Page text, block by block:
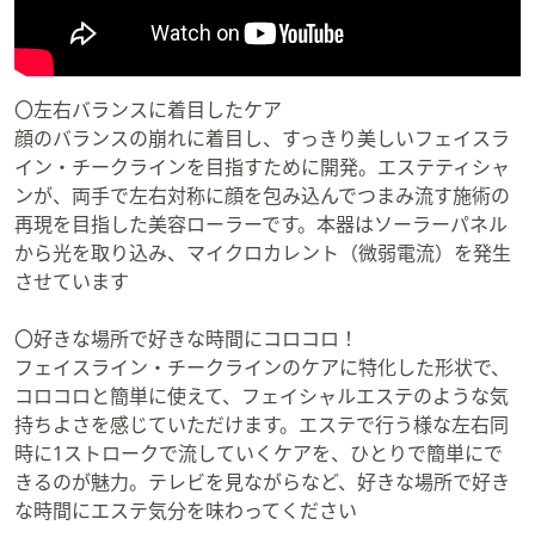
〇左右バランスに着目したケア
顔のバランスの崩れに着目し、すっきり美しいフェイスラ
イン・チークラインを目指すために開発。エステティシャ
ンが、両手で左右対称に顔を包み込んでつまみ流す施術の
再現を目指した美容ローラーです。本器はソーラーパネル
から光を取り込み、マイクロカレント（微弱電流）を発生
させています
〇好きな場所で好きな時間にコロコロ！
フェイスライン・チークラインのケアに特化した形状で、
コロコロと簡単に使えて、フェイシャルエステのような気
持ちよさを感じていただけます。エステで行う様な左右同
時に1ストロークで流していくケアを、ひとりで簡単にで
きるのが魅力。テレビを見ながらなど、好きな場所で好き
な時間にエステ気分を味わってください